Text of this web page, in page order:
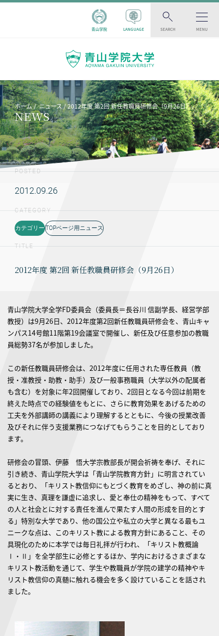
青山学院 LANGUAGE SEARCH MENU
ホーム ニュース 2012年度 第2回 新任教職員研修会（9月26日）
NEWS
POSTED
2012.09.26
CATEGORY
カテゴリー TOPページ用ニュース
TITLE
2012年度 第2回 新任教職員研修会（9月26日）
青山学院大学全学FD委員会（委員長＝長谷川 信副学長、経営学部
教授）は9月26日、2012年度第2回新任教職員研修会を、青山キャ
ンパス14号館11階第19会議室で開催し、新任及び任意参加の教職
員総勢37名が参加しました。
この新任教職員研修会は、2012年度に任用された専任教員（教
授・准教授・助教・助手）及び一般事務職員（大学以外の配属者
も含む）を対象に年2回開催しており、2回目となる今回は前期を
終えた時点での経験値をもとに、さらに教育効果をあげるための
工夫を外部講師の講義により理解するとともに、今後の授業改善
及びそれに伴う支援業務につなげてもらうことを目的としており
ます。
研修会の冒頭、伊藤 悟大学宗教部長が開会祈祷を奉げ、それに
引き続き、青山学院大学は「青山学院教育方針」に明言されてい
るとおり、「キリスト教信仰にもとづく教育をめざし、神の前に真
実に生き、真理を謙虚に追求し、愛と奉仕の精神をもって、すべて
の人と社会とに対する責任を進んで果たす人間の形成を目的とす
る」特別な大学であり、他の国公立や私立の大学と異なる最もユ
ニークな点は、このキリスト教による教育方針にあること、その
具現化のために本学では毎日礼拝が行われ、「キリスト教概論
Ⅰ・Ⅱ」を全学部生に必修とするほか、学内におけるさまざまな
キリスト教活動を通じて、学生や教職員が学院の建学の精神やキ
リスト教信仰の真髄に触れる機会を多く設けていることを話され
ました。